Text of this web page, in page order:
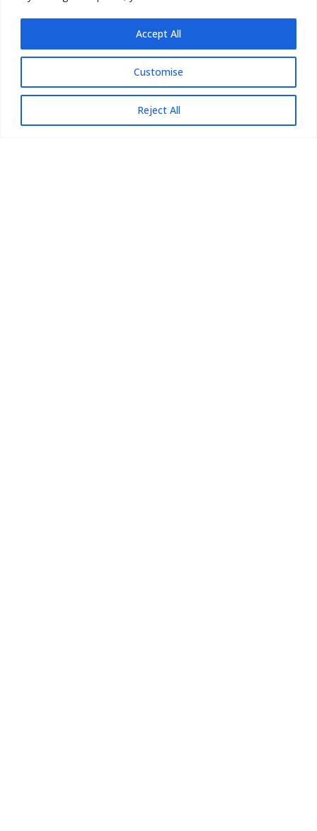
Customise
Reject All
Accept All